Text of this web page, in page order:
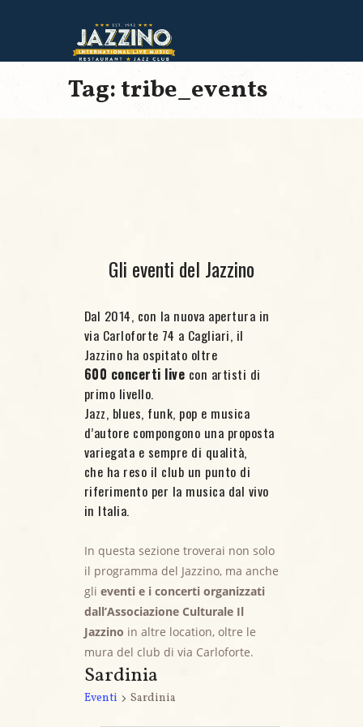
Tag: tribe_events
Gli eventi del Jazzino
Dal 2014, con la nuova apertura in
via Carloforte 74 a Cagliari, il
Jazzino ha ospitato oltre
600 concerti live con artisti di
primo livello.
Jazz, blues, funk, pop e musica
d’autore compongono una proposta
variegata e sempre di qualità,
che ha reso il club un punto di
riferimento per la musica dal vivo
in Italia.
In questa sezione troverai non solo
il programma del Jazzino, ma anche
gli eventi e i concerti organizzati
dall’Associazione Culturale Il
Jazzino in altre location, oltre le
mura del club di via Carloforte.
Sardinia
Eventi Sardinia